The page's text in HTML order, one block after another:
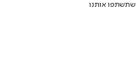
אותנו